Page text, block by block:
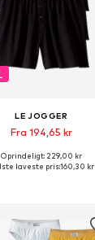
LE JOGGER
Fra 194,65 kr
Oprindeligt: 229,00 kr
laveste pris:160,30 kr